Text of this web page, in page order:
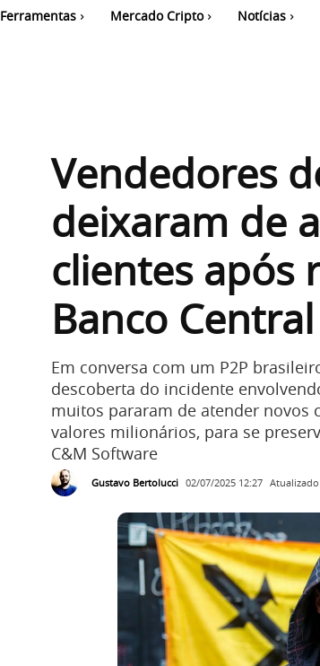
Ferramentas Mercado Cripto Notícias
Vendedores
deixaram de
clientes após
Banco
Em conversa com um P2P
descoberta do incidente
muitos pararam de atender novos
valores milionários, para se
C&M Software
Gustavo Bertolucci 02/07/2025 12:27 Atualizado